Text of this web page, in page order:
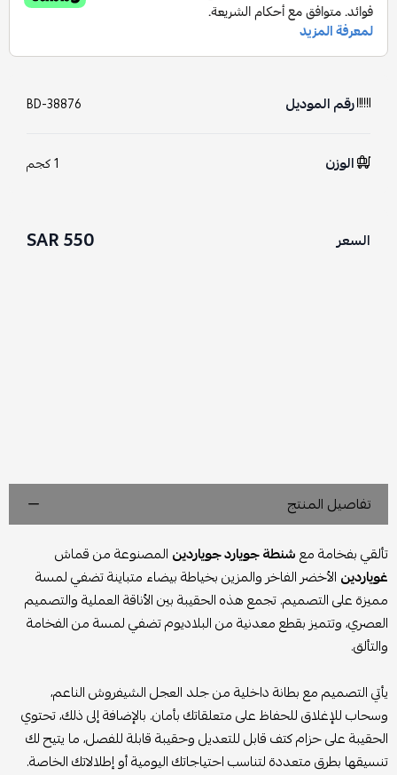
رقم الموديل BD-38876
الوزن 1 كجم
السعر 550 SAR
تفاصيل المنتج
تألقي بفخامة معشنطة جويارد جوياردين المصنوعة من قماش
غوياردين الأخضر الفاخر والمزين بخياطة بيضاء متباينة تضفي لمسة
مميزة على التصميم. تجمع هذه الحقيبة بين الأناقة العملية والتصميم
العصري، وتتميز بقطع معدنية من البلاديوم تضفي لمسة من الفخامة
والتألق.
يأتي التصميم مع بطانة داخلية من جلد العجل الشيفروش الناعم،
وسحاب للإغلاق للحفاظ على متعلقاتك بأمان. بالإضافة إلى ذلك، تحتوي
الحقيبة على حزام كتف قابل للتعديل وحقيبة قابلة للفصل، ما يتيح لك
تنسيقها بطرق متعددة لتناسب احتياجاتك اليومية أو إطلالاتك الخاصة.